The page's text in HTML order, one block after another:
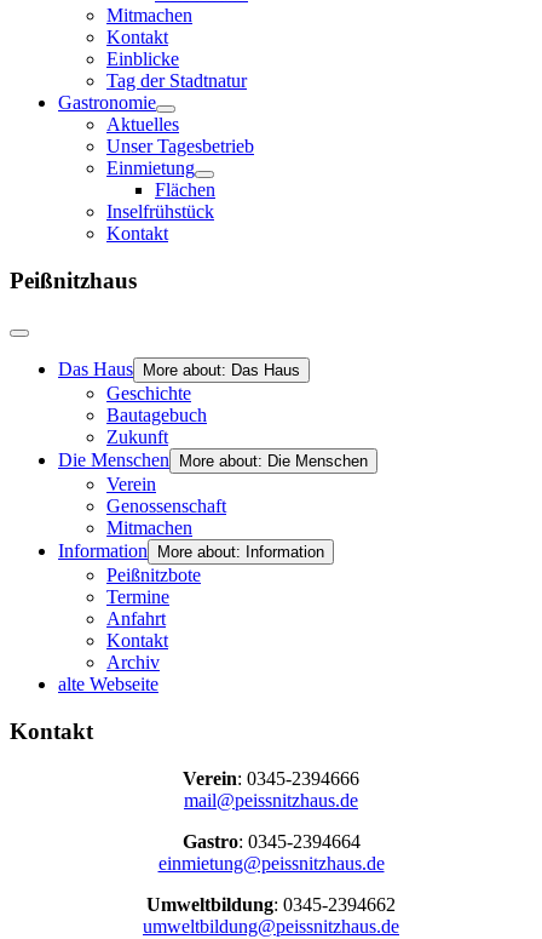
Mitmachen
Kontakt
Einblicke
Tag der Stadtnatur
Gastronomie
Aktuelles
Unser Tagesbetrieb
Einmietung
Flächen
Inselfrühstück
Kontakt
Peißnitzhaus
Das Haus More about: Das Haus
Geschichte
Bautagebuch
Zukunft
Die Menschen
More about: Die Menschen
Verein
Genossenschaft
Mitmachen
Information
More about: Information
Peißnitzbote
Termine
Anfahrt
Kontakt
Archiv
alte Webseite
Kontakt
Verein: 0345-2394666
mail@peissnitzhaus.de
Gastro: 0345-2394664
einmietung@peissnitzhaus.de
Umweltbildung: 0345-2394662
umweltbildung@peissnitzhaus.de